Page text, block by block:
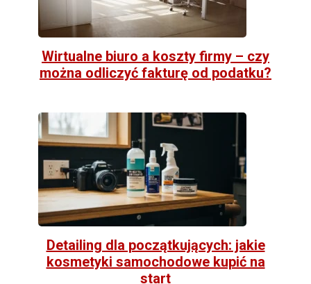
Wirtualne biuro a koszty firmy – czy
można odliczyć fakturę od podatku?
Detailing dla początkujących: jakie
kosmetyki samochodowe kupić na
start